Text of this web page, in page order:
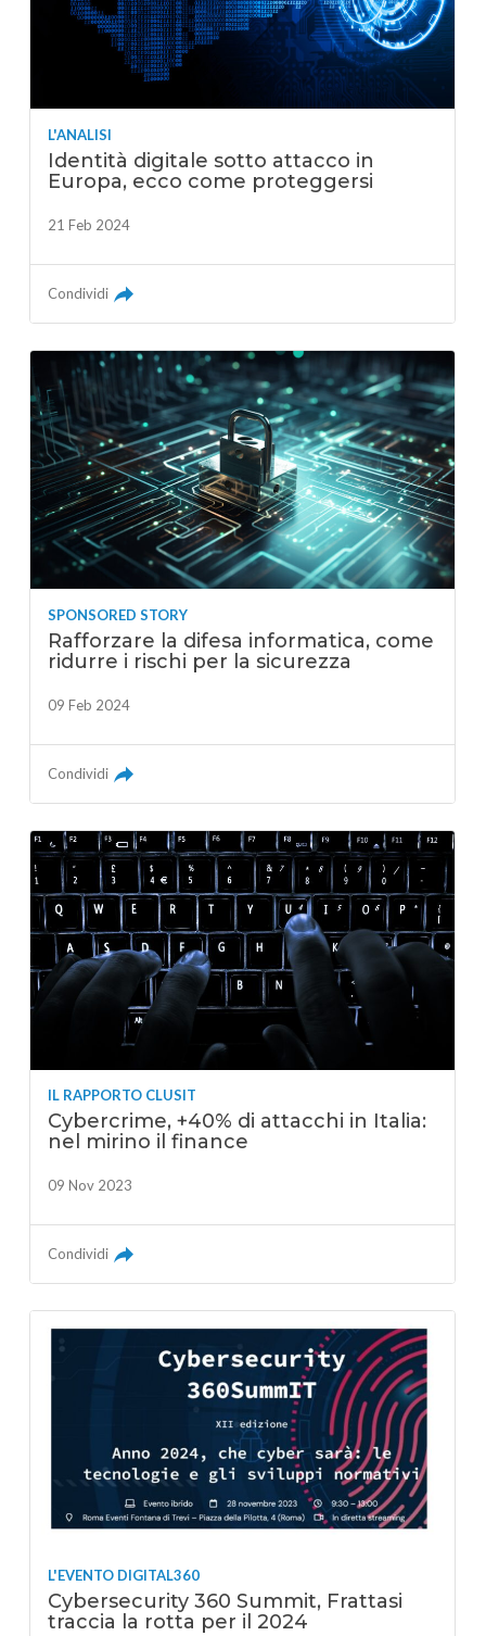
L'ANALISI
Identità digitale sotto attacco in
Europa, ecco come proteggersi
21 Feb 2024
Condividi
SPONSORED STORY
Rafforzare la difesa informatica, come
ridurre i rischi per la sicurezza
09 Feb 2024
Condividi
IL RAPPORTO CLUSIT
Cybercrime, +40% di attacchi in Italia:
nel mirino il finance
09 Nov 2023
Condividi
L'EVENTO DIGITAL360
Cybersecurity 360 Summit, Frattasi
traccia la rotta per il 2024